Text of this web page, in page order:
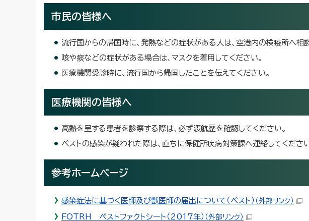
市民の皆様へ
流行国からの帰国時に、発熱などの症状がある人は、空港内の検疫所へ相
咳や痰などの症状がある場合は、マスクを着用してください。
医療機関受診時に、流行国から帰国したことを伝えてください。
医療機関の皆様へ
高熱を呈する患者を診察する際は、必ず渡航歴を確認してください。
ペストの感染が疑われた際は、直ちに保健所疾病対策課へ連絡してください
参考ホームページ
感染症法に基づく医師及び獣医師の届出について（ペスト） （外部リンク）
FOTRH ペストファクトシート（2017年） （外部リンク）